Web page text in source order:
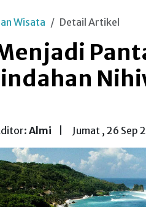
Wisata Detail Artikel
Almi Jumat , 26 Sep